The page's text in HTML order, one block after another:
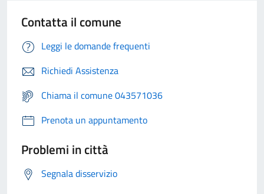
Contatta il comune
Leggi le domande frequenti
Richiedi Assistenza
Chiama il comune 043571036
Prenota un appuntamento
Problemi in città
Segnala disservizio